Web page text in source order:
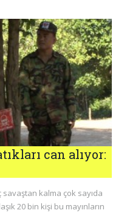
can alıyor:
savaştan kalma çok sayıda
20 bin kişi bu mayınların